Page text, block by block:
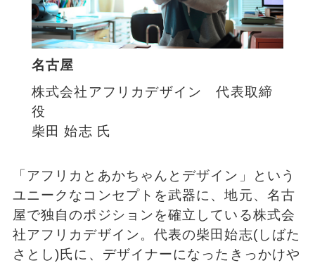
名古屋
株式会社アフリカデザイン 代表取締
役
柴田 始志 氏
「アフリカとあかちゃんとデザイン」という
ユニークなコンセプトを武器に、地元、名古
屋で独自のポジションを確立している株式会
社アフリカデザイン。代表の柴田始志(しばた
さとし)氏に、デザイナーになったきっかけや